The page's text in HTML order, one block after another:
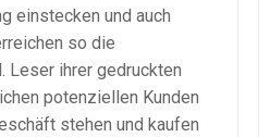
einstecken und auch
so die
Leser ihrer gedruckten
potenziellen Kunden
stehen und kaufen